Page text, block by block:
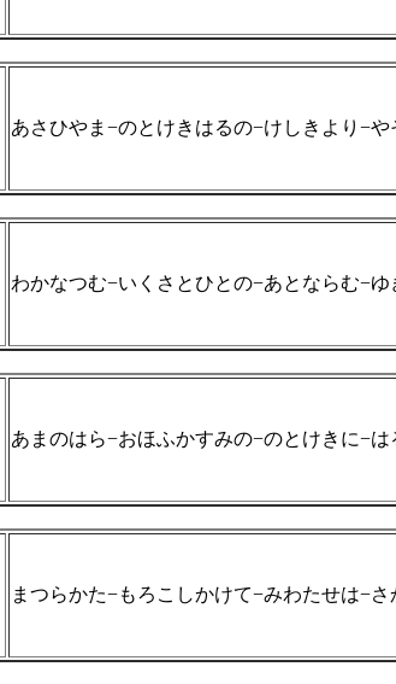
あさひやま−のとけきはるの−けしきより−
わかなつむ−いくさとひとの−あとならむ−
あまのはら−おほふかすみの−のとけきに−
まつらかた−もろこしかけて−みわたせは−